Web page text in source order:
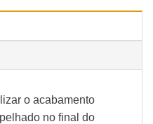
o acabamento
no final do